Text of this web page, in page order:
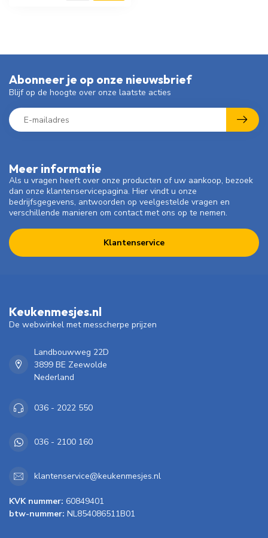
Meer informatie
Als u vragen heeft over onze producten of uw aankoop, bezoek
dan onze klantenservicepagina. Hier vindt u onze
bedrijfsgegevens, antwoorden op veelgestelde vragen en
verschillende manieren om contact met ons op te nemen.
Klantenservice
Abonneer je op onze nieuwsbrief
Blijf op de hoogte over onze laatste acties
Keukenmesjes.nl
De webwinkel met messcherpe prijzen
Landbouwweg 22D
3899 BE Zeewolde
Nederland
036 - 2022 550
036 - 2100 160
klantenservice@keukenmesjes.nl
KVK nummer: 60849401
btw-nummer: NL854086511B01